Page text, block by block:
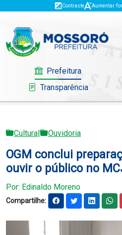
Contraste Aumentar
Prefeitura
Transparência
Governo
Mossoró
Serviços
Portal do Contribuinte
Notícias
Cultura| Ouvidoria
OGM conclui
ouvir o público no
Por: Edinaldo Moreno
Compartilhe: